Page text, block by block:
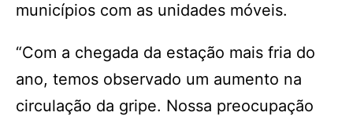
municípios com as unidades móveis.
“Com a chegada da estação mais fria do
ano, temos observado um aumento na
circulação da gripe. Nossa preocupação